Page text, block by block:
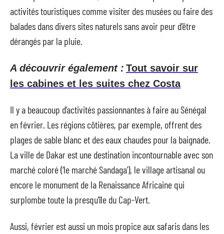
activités touristiques comme visiter des musées ou faire des
balades dans divers sites naturels sans avoir peur d’être
dérangés par la pluie.
A découvrir également : Tout savoir sur
les cabines et les suites chez Costa
Il y a beaucoup d’activités passionnantes à faire au Sénégal
en février. Les régions côtières, par exemple, offrent des
plages de sable blanc et des eaux chaudes pour la baignade.
La ville de Dakar est une destination incontournable avec son
marché coloré (‘le marché Sandaga’), le village artisanal ou
encore le monument de la Renaissance Africaine qui
surplombe toute la presqu’île du Cap-Vert.
Aussi, février est aussi un mois propice aux safaris dans les